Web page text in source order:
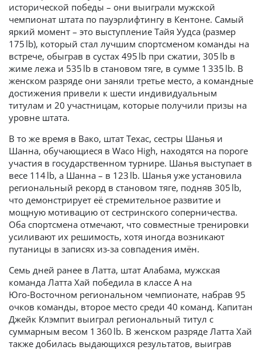
исторической победы – они выиграли мужской
чемпионат штата по пауэрлифтингу в Кентоне. Самый
яркий момент – это выступление Тайя Уудса (размер
175 lb), который стал лучшим спортсменом команды на
встрече, обыграв в сустах 495 lb при сжатии, 305 lb в
жиме лежа и 535 lb в становом тяге, в сумме 1 335 lb. В
женском разряде они заняли третье место, а командные
достижения привели к шести индивидуальным
титулам и 20 участницам, которые получили призы на
уровне штата.
В то же время в Вако, штат Техас, сестры Шанья и
Шанна, обучающиеся в Waco High, находятся на пороге
участия в государственном турнире. Шанья выступает в
весе 114 lb, а Шанна – в 123 lb. Шанья уже установила
региональный рекорд в становом тяге, подняв 305 lb,
что демонстрирует её стремительное развитие и
мощную мотивацию от сестринского соперничества.
Оба спортсмена отмечают, что совместные тренировки
усиливают их решимость, хотя иногда возникают
путаницы в записях из-за совпадения имён.
Семь дней ранее в Латта, штат Алабама, мужская
команда Латта Хай победила в классе A на
Юго‑Восточном региональном чемпионате, набрав 95
очков команды, второе место среди 40 команд. Капитан
Джейк Клэмпит выиграл региональный титул с
суммарным весом 1 360 lb. В женском разряде Латта Хай
также добилась выдающихся результатов, выиграв